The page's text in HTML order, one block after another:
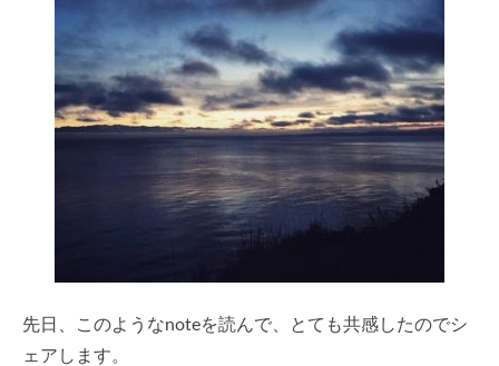
先日、このようなnoteを読んで、とても共感したのでシ
ェアします。